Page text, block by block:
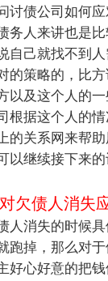
讨债公司如何应
务人来讲也是
自己就找不到
的策略的，比
以及这个人的
根据这个人的
的关系网来帮助
以继续接下来的
欠债人消失
人消失的时候
跑掉，那么对
好心好意的把